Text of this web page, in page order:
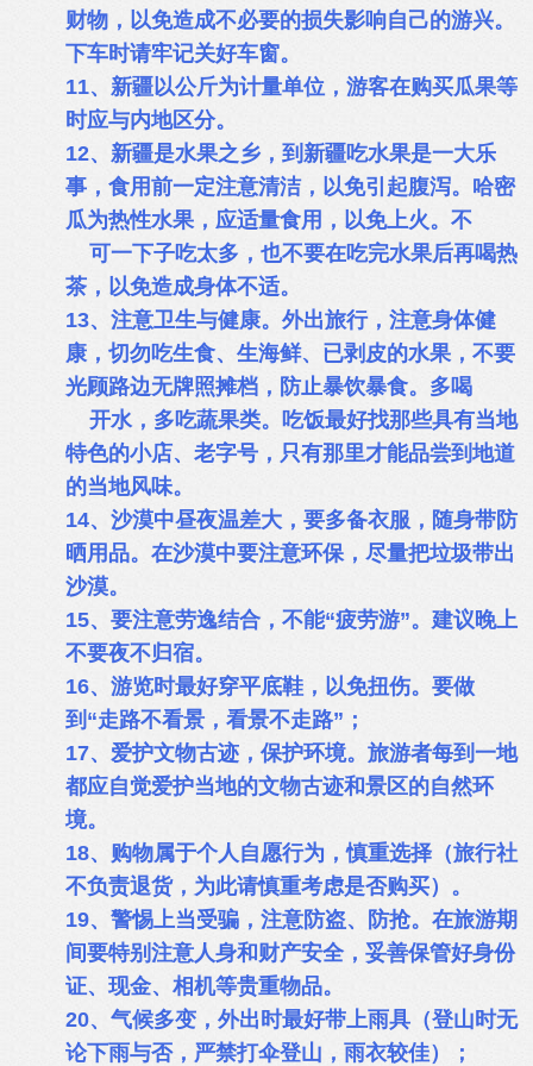
财物，以免造成不必要的损失影响自己的游兴。
下车时请牢记关好车窗。
11、新疆以公斤为计量单位，游客在购买瓜果等
时应与内地区分。
12、新疆是水果之乡，到新疆吃水果是一大乐
事，食用前一定注意清洁，以免引起腹泻。哈密
瓜为热性水果，应适量食用，以免上火。不
可一下子吃太多，也不要在吃完水果后再喝热
茶，以免造成身体不适。
13、注意卫生与健康。外出旅行，注意身体健
康，切勿吃生食、生海鲜、已剥皮的水果，不要
光顾路边无牌照摊档，防止暴饮暴食。多喝
开水，多吃蔬果类。吃饭最好找那些具有当地
特色的小店、老字号，只有那里才能品尝到地道
的当地风味。
14、沙漠中昼夜温差大，要多备衣服，随身带防
晒用品。在沙漠中要注意环保，尽量把垃圾带出
沙漠。
15、要注意劳逸结合，不能“疲劳游”。建议晚上
不要夜不归宿。
16、游览时最好穿平底鞋，以免扭伤。要做
到“走路不看景，看景不走路”；
17、爱护文物古迹，保护环境。旅游者每到一地
都应自觉爱护当地的文物古迹和景区的自然环
境。
18、购物属于个人自愿行为，慎重选择（旅行社
不负责退货，为此请慎重考虑是否购买）。
19、警惕上当受骗，注意防盗、防抢。在旅游期
间要特别注意人身和财产安全，妥善保管好身份
证、现金、相机等贵重物品。
20、气候多变，外出时最好带上雨具（登山时无
论下雨与否，严禁打伞登山，雨衣较佳）；